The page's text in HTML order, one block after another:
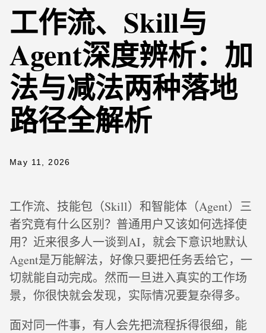
工作流、Skill与
Agent深度辨析：加
法与减法两种落地
路径全解析
May 11, 2026
工作流、技能包（Skill）和智能体（Agent）三
者究竟有什么区别？普通用户又该如何选择使
用？近来很多人一谈到AI，就会下意识地默认
Agent是万能解法，好像只要把任务丢给它，一
切就能自动完成。然而一旦进入真实的工作场
景，你很快就会发现，实际情况要复杂得多。
面对同一件事，有人会先把流程拆得很细，能